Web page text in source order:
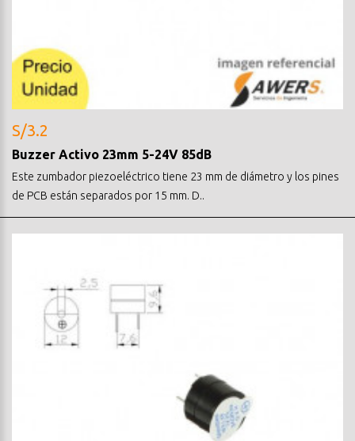
S/3.2
Buzzer Activo 23mm 5-24V 85dB
Este zumbador piezoeléctrico tiene 23 mm de diámetro y los pines
de PCB están separados por 15 mm. D..